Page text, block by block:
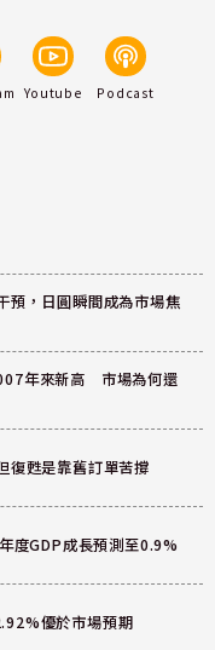
Youtube Podcast
預，日圓瞬間成為市場焦
年來新高 市場為何還
復甦是靠舊訂單苦撐
度GDP成長預測至0.9%
優於市場預期